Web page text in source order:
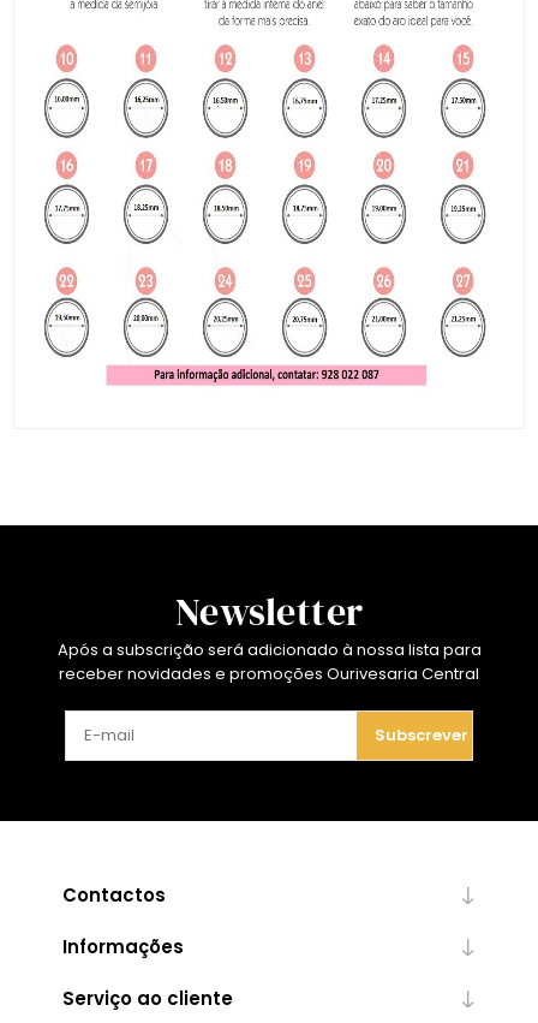
Newsletter
Após a subscrição será adicionado à nossa lista para
receber novidades e promoções Ourivesaria Central
Subscrever
Contactos
Informações
Serviço ao cliente